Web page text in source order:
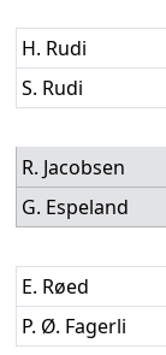
H. Rudi
S. Rudi
R. Jacobsen
G. Espeland
E. Røed
P. Ø. Fagerli